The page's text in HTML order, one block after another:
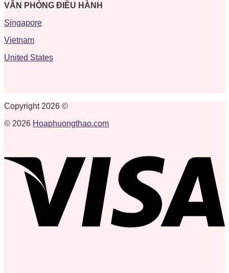
VĂN PHÒNG ĐIỀU HÀNH
Singapore
Vietnam
United States
Copyright 2026 ©
© 2026 Hoaphuongthao.com